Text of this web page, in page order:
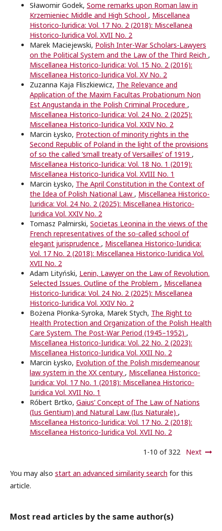
Sławomir Godek, Some remarks upon Roman law in
Krzemieniec Middle and High School , Miscellanea
Historico-Iuridica: Vol. 17 No. 2 (2018): Miscellanea
Historico-Iuridica Vol. XVII No. 2
Marek Maciejewski, Polish Inter-War Scholars-Lawyers
on the Political System and the Law of the Third Reich ,
Miscellanea Historico-Iuridica: Vol. 15 No. 2 (2016):
Miscellanea Historico-Iuridica Vol. XV No. 2
Zuzanna Kaja Fliszkiewicz, The Relevance and
Application of the Maxim Facultas Probationum Non
Est Angustanda in the Polish Criminal Procedure ,
Miscellanea Historico-Iuridica: Vol. 24 No. 2 (2025):
Miscellanea Historico-Iuridica Vol. XXIV No. 2
Marcin Łysko, Protection of minority rights in the
Second Republic of Poland in the light of the provisions
of so the called ‘small treaty of Versailles’ of 1919 ,
Miscellanea Historico-Iuridica: Vol. 18 No. 1 (2019):
Miscellanea Historico-Iuridica Vol. XVIII No. 1
Marcin Łysko, The April Constitution in the Context of
the Idea of Polish National Law , Miscellanea Historico-
Iuridica: Vol. 24 No. 2 (2025): Miscellanea Historico-
Iuridica Vol. XXIV No. 2
Tomasz Palmirski, Societas Leonina in the views of the
French representatives of the so-called school of
elegant jurisprudence , Miscellanea Historico-Iuridica:
Vol. 17 No. 2 (2018): Miscellanea Historico-Iuridica Vol.
XVII No. 2
Adam Lityński, Lenin, Lawyer on the Law of Revolution.
Selected Issues. Outline of the Problem , Miscellanea
Historico-Iuridica: Vol. 24 No. 2 (2025): Miscellanea
Historico-Iuridica Vol. XXIV No. 2
Bożena Płonka-Syroka, Marek Stych, The Right to
Health Protection and Organization of the Polish Health
Care System. The Post-War Period (1945–1952) ,
Miscellanea Historico-Iuridica: Vol. 22 No. 2 (2023):
Miscellanea Historico-Iuridica Vol. XXII No. 2
Marcin Łysko, Evolution of the Polish misdemeanour
law system in the XX century , Miscellanea Historico-
Iuridica: Vol. 17 No. 1 (2018): Miscellanea Historico-
Iuridica Vol. XVII No. 1
Róbert Brtko, Gaius’ Concept of The Law of Nations
(Ius Gentium) and Natural Law (Ius Naturale) ,
Miscellanea Historico-Iuridica: Vol. 17 No. 2 (2018):
Miscellanea Historico-Iuridica Vol. XVII No. 2
1-10 of 322 Next
You may also start an advanced similarity search for this
article.
Most read articles by the same author(s)